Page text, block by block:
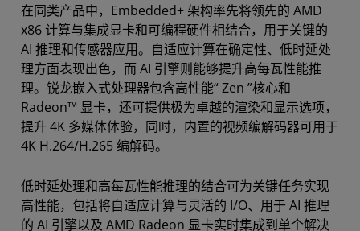
在同类产品中，Embedded+ 架构率先将领先的 AMD
x86 计算与集成显卡和可编程硬件相结合，用于关键的
AI 推理和传感器应用。自适应计算在确定性、低时延处
理方面表现出色，而 AI 引擎则能够提升高每瓦性能推
理。锐龙嵌入式处理器包含高性能“ Zen ”核心和
Radeon™ 显卡，还可提供极为卓越的渲染和显示选项，
提升 4K 多媒体体验，同时，内置的视频编解码器可用于
4K H.264/H.265 编解码。
低时延处理和高每瓦性能推理的结合可为关键任务实现
高性能，包括将自适应计算与灵活的 I/O、用于 AI 推理
的 AI 引擎以及 AMD Radeon 显卡实时集成到单个解决